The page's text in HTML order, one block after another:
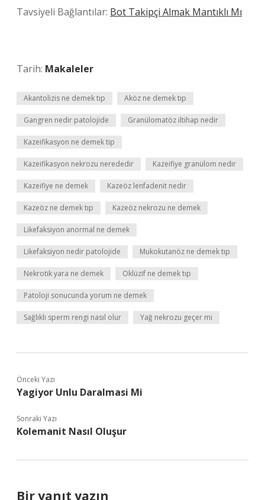
Tavsiyeli Bağlantılar: Bot Takipçi Almak Mantıklı Mı
Tarih: Makaleler
Akantolizis ne demek tıp Aköz ne demek tıp
Gangren nedir patolojide Granülomatöz iltihap nedir
Kazeifikasyon ne demek tip
Kazeifikasyon nekrozu nerededir Kazeifiye granülom nedir
Kazeifiye ne demek Kazeöz lenfadenit nedir
Kazeöz ne demek tıp Kazeöz nekrozu ne demek
Likefaksiyon anormal ne demek
Likefaksiyon nedir patolojide Mukokutanöz ne demek tıp
Nekrotik yara ne demek Oklüzif ne demek tıp
Patoloji sonucunda yorum ne demek
Sağlıklı sperm rengi nasıl olur Yağ nekrozu geçer mi
Önceki Yazı
Yagiyor Unlu Daralmasi Mi
Sonraki Yazı
Kolemanit Nasıl Oluşur
Bir yanıt yazın